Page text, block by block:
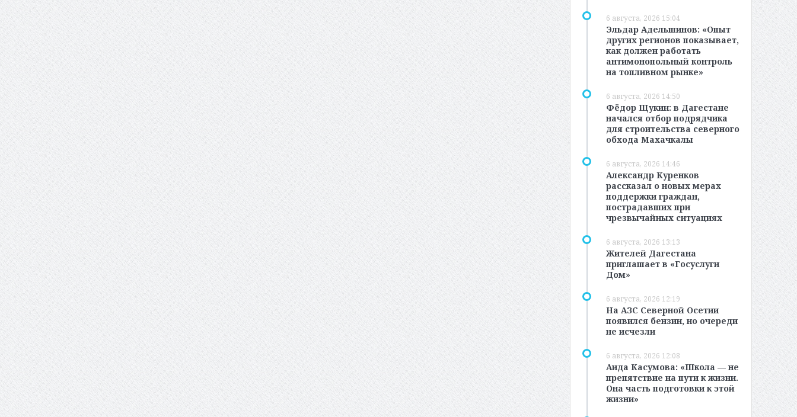
6 августа, 2026 15:04
Эльдар Адельшинов: «Опыт
других регионов показывает,
как должен работать
антимонопольный контроль
на топливном рынке»
6 августа, 2026 14:50
Фёдор Щукин: в Дагестане
начался отбор подрядчика
для строительства северного
обхода Махачкалы
6 августа, 2026 14:46
Александр Куренков
рассказал о новых мерах
поддержки граждан,
пострадавших при
чрезвычайных ситуациях
6 августа, 2026 13:13
Жителей Дагестана
приглашает в «Госуслуги
Дом»
6 августа, 2026 12:19
На АЗС Северной Осетии
появился бензин, но очереди
не исчезли
6 августа, 2026 12:08
Аида Касумова: «Школа — не
препятствие на пути к жизни.
Она часть подготовки к этой
жизни»